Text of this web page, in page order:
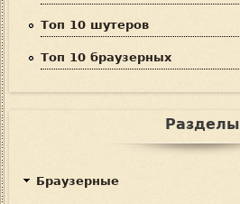
Топ 10 шутеров
Топ 10 браузерных
Разделы
Браузерные